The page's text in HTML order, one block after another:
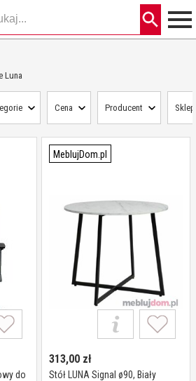
Luna
Cena Producent Sklep
do
MeblujDom.pl
313,00 zł
Stół LUNA Signal ø90, Biały